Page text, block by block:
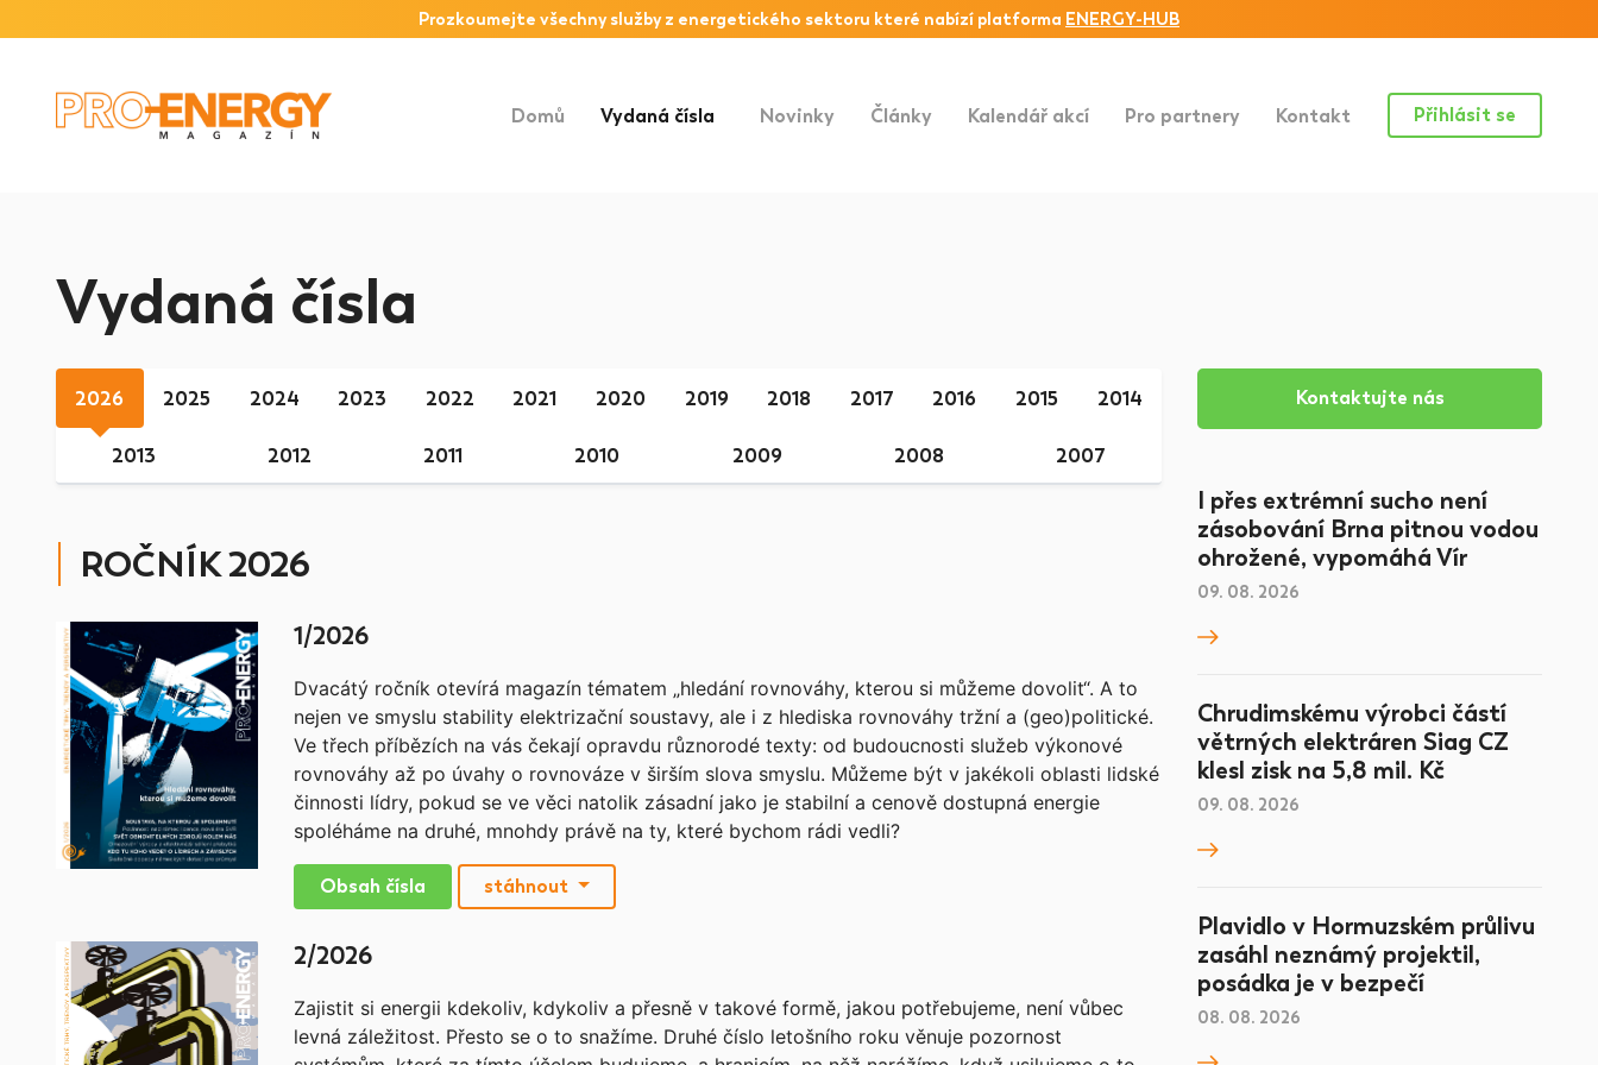
Prozkoumejte všechny služby z energetického sektoru které nabízí platforma ENERGY-HUB
Domů Vydaná čísla (vybraný)
Novinky Články Kalendář akcí Pro partnery Kontakt Přihlásit se
Vydaná čísla
2026 2025 2024 2023 2022 2021 2020 2019 2018 2017 2016 2015 2014
2013 2012 2011 2010 2009 2008 2007
ROČNÍK 2026
1/2026
Dvacátý ročník otevírá magazín tématem „hledání rovnováhy, kterou si můžeme dovolit“. A to
nejen ve smyslu stability elektrizační soustavy, ale i z hlediska rovnováhy tržní a (geo)politické.
Ve třech příbězích na vás čekají opravdu různorodé texty: od budoucnosti služeb výkonové
rovnováhy až po úvahy o rovnováze v širším slova smyslu. Můžeme být v jakékoli oblasti lidské
činnosti lídry, pokud se ve věci natolik zásadní jako je stabilní a cenově dostupná energie
spoléháme na druhé, mnohdy právě na ty, které bychom rádi vedli?
Obsah čísla stáhnout
2/2026
Zajistit si energii kdekoliv, kdykoliv a přesně v takové formě, jakou potřebujeme, není vůbec
levná záležitost. Přesto se o to snažíme. Druhé číslo letošního roku věnuje pozornost
Kontaktujte nás
I přes extrémní sucho není
zásobování Brna pitnou vodou
ohrožené, vypomáhá Vír
09. 08. 2026
Chrudimskému výrobci částí
větrných elektráren Siag CZ
klesl zisk na 5,8 mil. Kč
09. 08. 2026
Plavidlo v Hormuzském průlivu
zasáhl neznámý projektil,
posádka je v bezpečí
08. 08. 2026